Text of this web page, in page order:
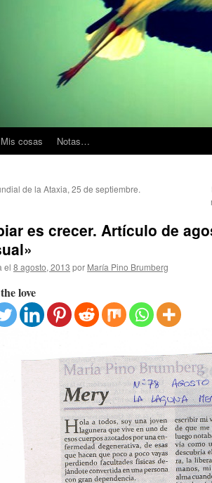
Mis cosas Notas…
de la Ataxia, 25 de septiembre.
es crecer. Artículo de
el 8 agosto, 2013 por María Pino Brumberg
love